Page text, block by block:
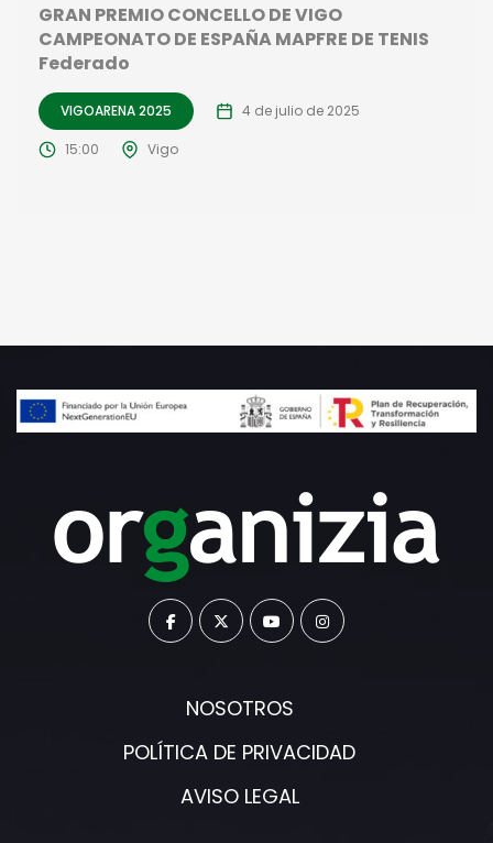
GRAN PREMIO CONCELLO DE VIGO
CAMPEONATO DE ESPAÑA MAPFRE DE TENIS
Federado
VIGOARENA 2025 4 de julio de 2025
15:00 Vigo
NOSOTROS
POLÍTICA DE PRIVACIDAD
AVISO LEGAL